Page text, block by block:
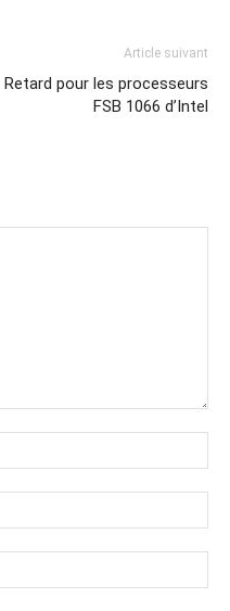
Article suivant
Retard pour les processeurs
FSB 1066 d’Intel